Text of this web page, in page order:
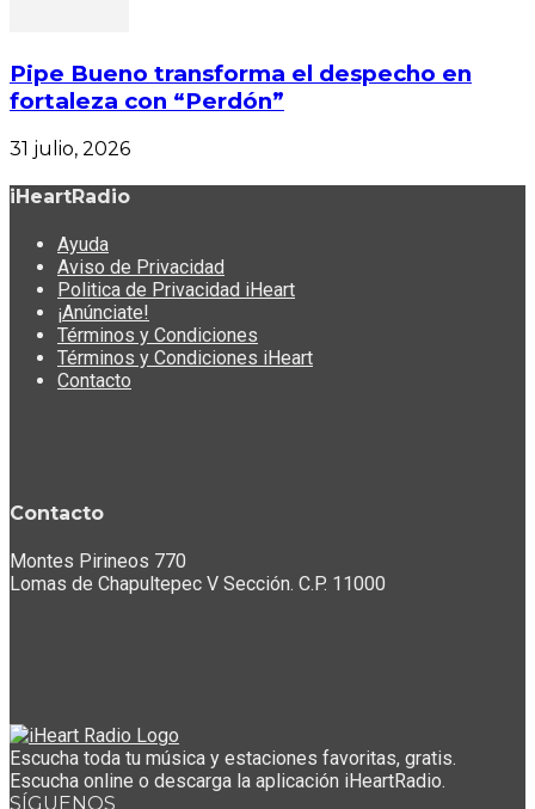
Pipe Bueno transforma el despecho en
fortaleza con “Perdón”
31 julio, 2026
iHeartRadio
Ayuda
Aviso de Privacidad
Politica de Privacidad iHeart
¡Anúnciate!
Términos y Condiciones
Términos y Condiciones iHeart
Contacto
Contacto
Montes Pirineos 770
Lomas de Chapultepec V Sección. C.P. 11000
Escucha toda tu música y estaciones favoritas, gratis.
Escucha online o descarga la aplicación iHeartRadio.
SÍGUENOS